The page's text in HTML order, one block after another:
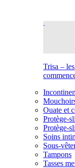
Trisa –
Ouate et
Protège-
Protège-
Soins
Sous-
Tampons
Tasses